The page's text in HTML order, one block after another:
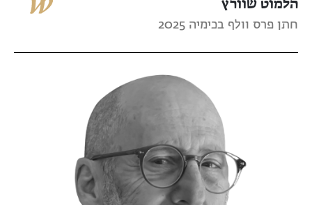
חתן פרס וולף בכימיה 2025